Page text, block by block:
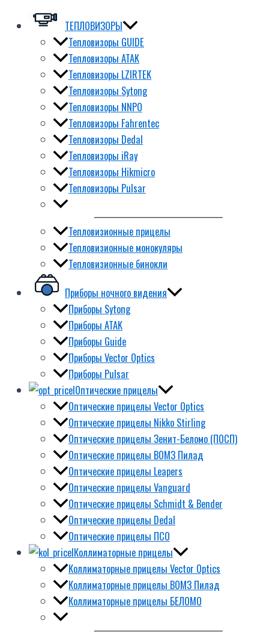
ТЕПЛОВИЗОРЫ
Тепловизоры GUIDE
Тепловизоры ATAK
Тепловизоры LZIRTEK
Тепловизоры Sytong
Тепловизоры NNPO
Тепловизоры Fahrentec
Тепловизоры Dedal
Тепловизоры iRay
Тепловизоры Hikmicro
Тепловизоры Pulsar
Тепловизионные прицелы
Тепловизионные монокуляры
Тепловизионные бинокли
Приборы ночного видения
Приборы Sytong
Приборы ATAK
Приборы Guide
Приборы Vector Optics
Приборы Pulsar
Оптические прицелы
Оптические прицелы Vector Optics
Оптические прицелы Nikko Stirling
Оптические прицелы Зенит-Беломо (ПОСП)
Оптические прицелы ВОМЗ Пилад
Оптические прицелы Leapers
Оптические прицелы Vanguard
Оптические прицелы Schmidt & Bender
Оптические прицелы Dedal
Оптические прицелы ПСО
Коллиматорные прицелы
Коллиматорные прицелы Vector Optics
Коллиматорные прицелы ВОМЗ Пилад
Коллиматорные прицелы БЕЛОМО